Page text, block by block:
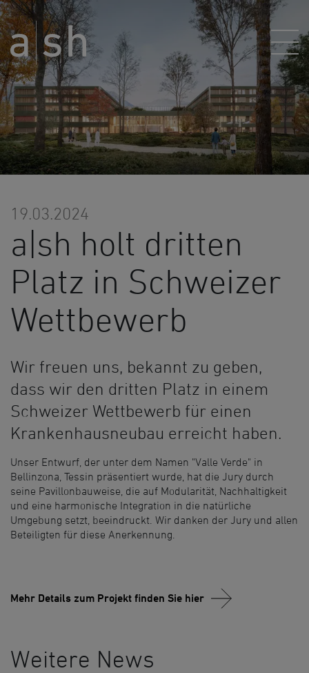
19.03.2024
a|sh holt dritten
Platz in Schweizer
Wettbewerb
Wir freuen uns, bekannt zu geben,
dass wir den dritten Platz in einem
Schweizer Wettbewerb für einen
Krankenhausneubau erreicht haben.
Unser Entwurf, der unter dem Namen "Valle Verde" in
Bellinzona, Tessin präsentiert wurde, hat die Jury durch
seine Pavillonbauweise, die auf Modularität, Nachhaltigkeit
und eine harmonische Integration in die natürliche
Umgebung setzt, beeindruckt. Wir danken der Jury und allen
Beteiligten für diese Anerkennung.
Mehr Details zum Projekt finden Sie hier
Weitere News